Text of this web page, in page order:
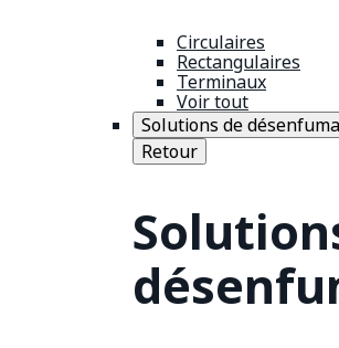
Circulaires
Rectangulaires
Terminaux
Voir tout
Solutions de
Retour